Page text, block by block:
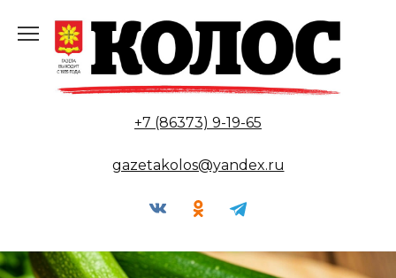
содержанию
+7 (86373) 9-19-65
gazetakolos@yandex.ru